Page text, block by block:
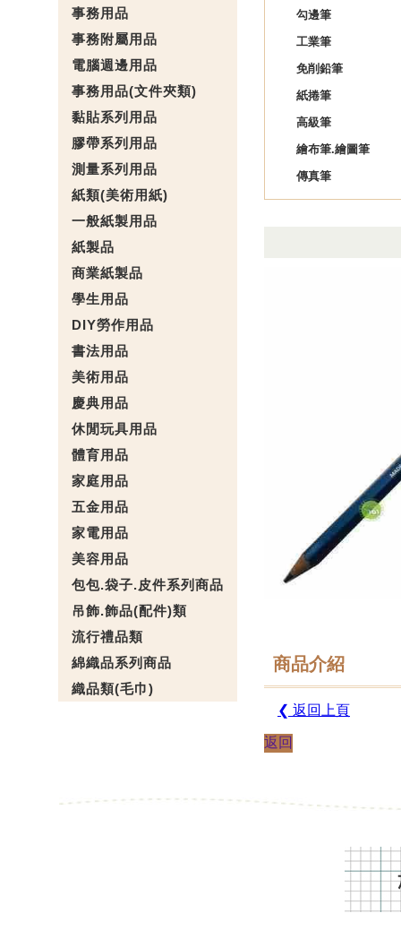
事務用品
事務附屬用品
電腦週邊用品
事務用品(文件夾類)
黏貼系列用品
膠帶系列用品
測量系列用品
紙類(美術用紙)
一般紙製用品
紙製品
商業紙製品
學生用品
DIY勞作用品
書法用品
美術用品
慶典用品
休閒玩具用品
體育用品
家庭用品
五金用品
家電用品
美容用品
包包.袋子.皮件系列商品
吊飾.飾品(配件)類
流行禮品類
綿織品系列商品
織品類(毛巾)
勾邊筆
工業筆
免削鉛筆
紙捲筆
高級筆
繪布筆.繪圖筆
傳真筆
商品介紹
❮ 返回上頁
返回